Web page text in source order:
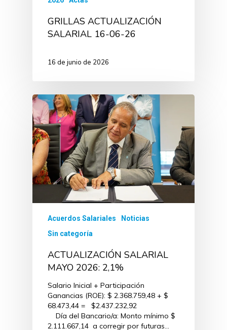
GRILLAS ACTUALIZACIÓN
SALARIAL 16-06-26
16 de junio de 2026
Acuerdos Salariales
Noticias
Sin categoría
ACTUALIZACIÓN SALARIAL
MAYO 2026: 2,1%
Salario Inicial + Participación
Ganancias (ROE): $ 2.368.759,48 + $
68.473,44 = $2.437.232,92
Día del Bancario/a: Monto mínimo $
2.111.667,14 a corregir por futuras…